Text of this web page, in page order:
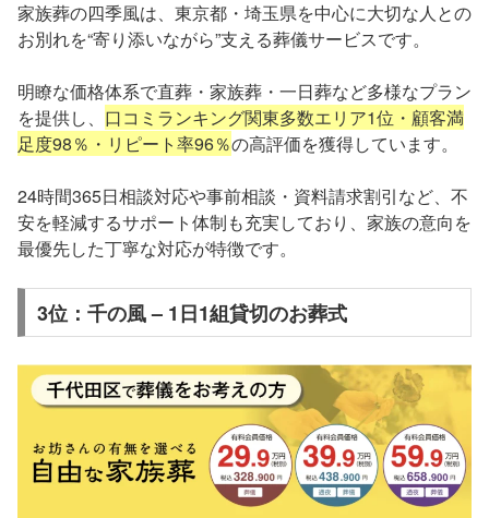
家族葬の四季風は、東京都・埼玉県を中心に大切な人との
お別れを“寄り添いながら”支える葬儀サービスです。
明瞭な価格体系で直葬・家族葬・一日葬など多様なプラン
を提供し、 口コミランキング関東多数エリア1位・顧客満
足度98％・リピート率96％の高評価を獲得しています。
24時間365日相談対応や事前相談・資料請求割引など、不
安を軽減するサポート体制も充実しており、家族の意向を
最優先した丁寧な対応が特徴です。
3位：千の風 – 1日1組貸切のお葬式